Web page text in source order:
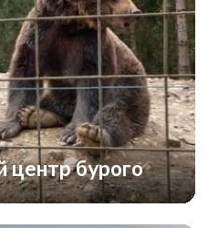
центр бурого